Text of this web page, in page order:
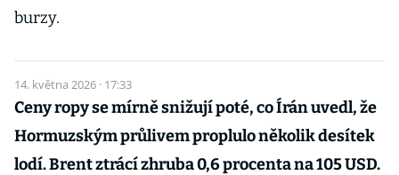
burzy.
14. května 2026 · 17:33
Ceny ropy se mírně snižují poté, co Írán uvedl, že
Hormuzským průlivem proplulo několik desítek
lodí. Brent ztrácí zhruba 0,6 procenta na 105 USD.